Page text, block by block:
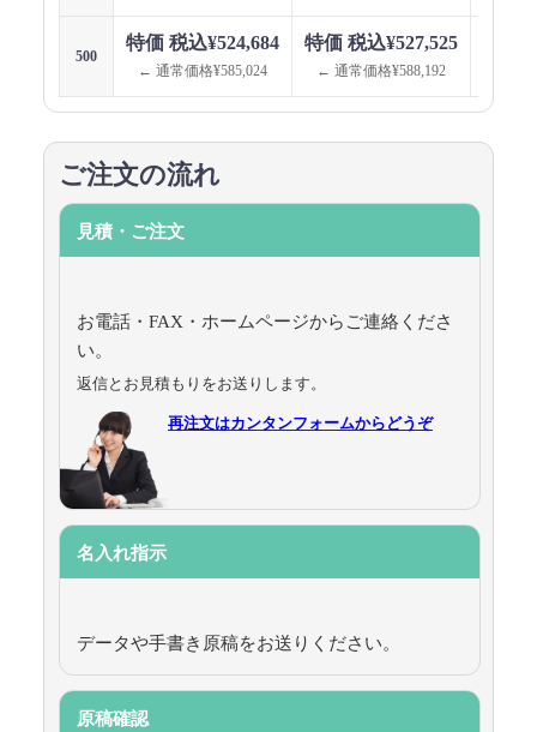
500
特価 税込¥524,684
← 通常価格¥585,024
特価 税込¥527,525
← 通常価格¥588,192
ご注文の流れ
見積・ご注文
お電話・FAX・ホームページからご連絡くださ
い。
返信とお見積もりをお送りします。
再注文はカンタンフォームからどうぞ
名入れ指示
データや手書き原稿をお送りください。
原稿確認